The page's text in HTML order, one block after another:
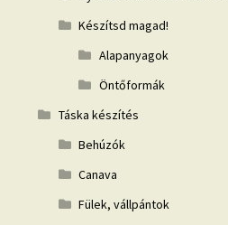
Készítsd magad!
Alapanyagok
Öntőformák
Táska készítés
Behúzók
Canava
Fülek, vállpántok